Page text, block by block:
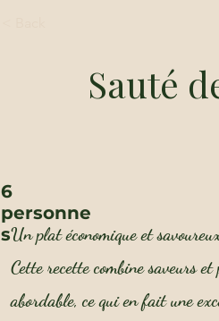
Sauté
6
personne
sUn plat économique et
Cette recette combine saveurs
abordable, ce qui en fait une